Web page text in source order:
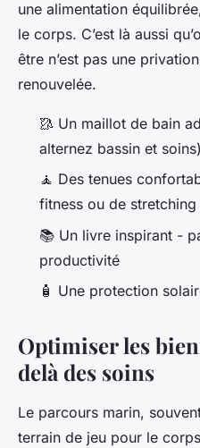
une alimentation
le corps. C’est là aussi
être n’est pas une
renouvelée.
🥻 Un maillot de bain
alternez bassin et soins)
🧘 Des tenues
fitness ou de stretching
📚 Un livre inspirant -
productivité
🧴 Une protection
Optimiser les
delà des soins
Le parcours marin,
terrain de jeu pour le